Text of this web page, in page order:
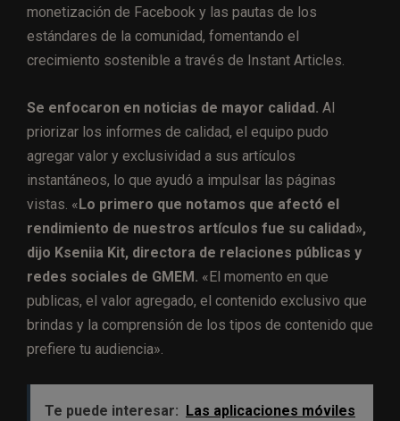
monetización de Facebook y las pautas de los
estándares de la comunidad, fomentando el
crecimiento sostenible a través de Instant Articles.
Se enfocaron en noticias de mayor calidad. Al
priorizar los informes de calidad, el equipo pudo
agregar valor y exclusividad a sus artículos
instantáneos, lo que ayudó a impulsar las páginas
vistas. «Lo primero que notamos que afectó el
rendimiento de nuestros artículos fue su calidad»,
dijo Kseniia Kit, directora de relaciones públicas y
redes sociales de GMEM. «El momento en que
publicas, el valor agregado, el contenido exclusivo que
brindas y la comprensión de los tipos de contenido que
prefiere tu audiencia».
Te puede interesar: Las aplicaciones móviles